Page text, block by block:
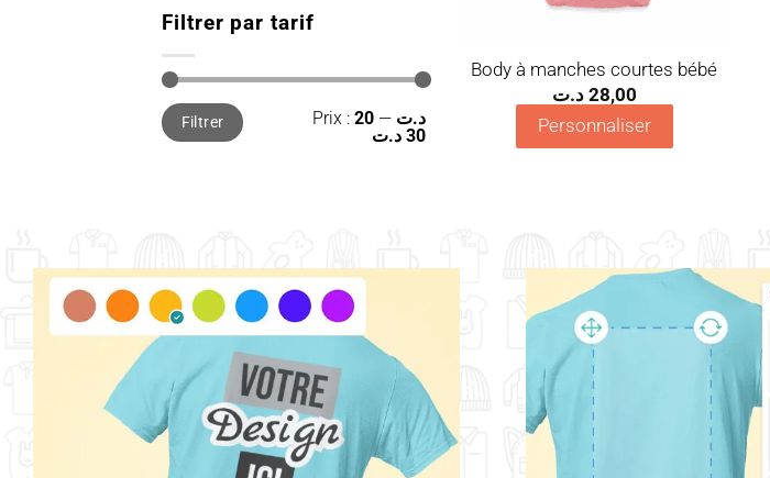
Filtrer par tarif
Prix
min
Prix
maxFiltrer Prix : 20 د.ت —
30 د.ت
Body à manches courtes bébé
28,00 د.ت
Personnaliser